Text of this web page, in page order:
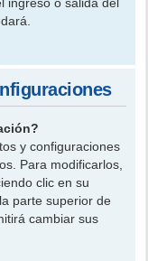
y configuraciones
Para modificarlos,
clic en su
parte superior de
cambiar sus